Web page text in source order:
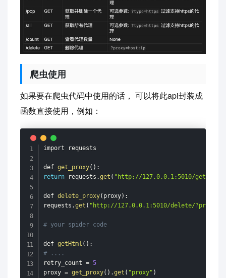
爬虫使用
如果要在爬虫代码中使用的话， 可以将此api封装成
函数直接使用，例如：
import requests
def get_proxy( ) :
return requests .get ( "http://127.0.0.1:5010/get/"
def delete_proxy( proxy) :
requests .get ( "http://127.0.0.1:5010/delete/
# your spider code
def getHtml ( ) :
# ....
retry_count = 5
proxy = get_proxy( ) .get ( "proxy" )